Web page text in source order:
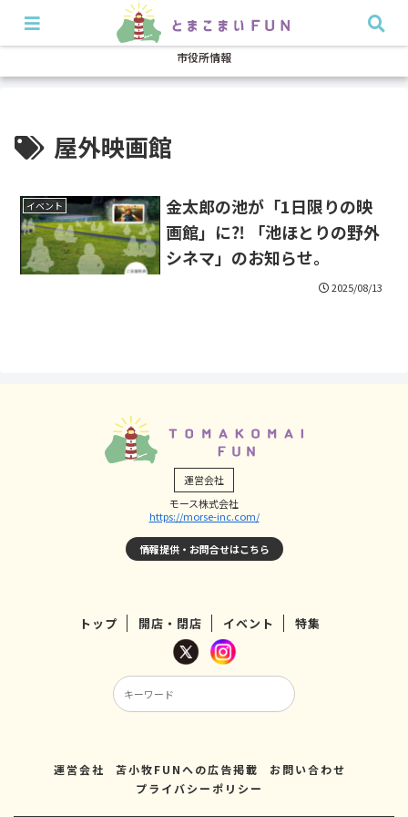
開店・閉店 イベント グルメ 特集 耳より
市役所情報
屋外映画館
イベント
金太郎の池が「1日限りの映
画館」に⁈ 「池ほとりの野外
シネマ」のお知らせ。
2025/08/13
運営会社
モース株式会社
https://morse-inc.com/
情報提供・お問合せはこちら
トップ 開店・閉店 イベント 特集
運営会社 苫小牧FUNへの広告掲載
お問い合わせ
プライバシーポリシー